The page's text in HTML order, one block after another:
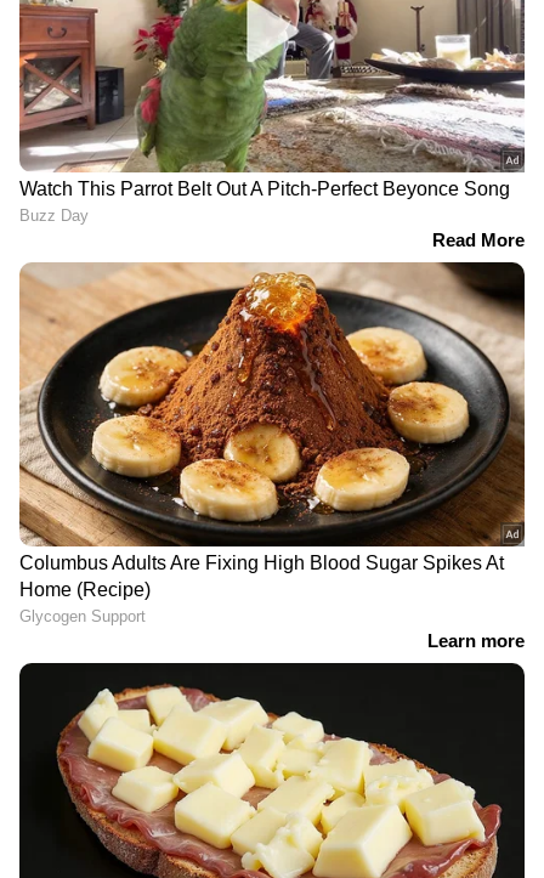
https://www.youtube.com/watch?
v=Ko18SgceYX8
കൊൽക്കത്തയിലെ പാർട്ടി
ആസ്ഥാനം പിടിച്ചടക്കി
വ്യാപാരം വരെ
വിഷയങ്ങൾ ചർച്ചയാകും
വീടിനുള്ളില്‍ രഹസ്യ
അറ, കിടപ്പുമുറിക്ക്
താഴെ അലമാര വെച്ച്
മറച്ച നിലയില്‍; കണ്ണ്
കണ്ടെത്തിയത് വൻ
ലഹരി ശേഖരം
ബെം​ഗളൂരു ഐഎസ്ആർഓ
ആസ്ഥാനത്ത് വ്യാജ ബോംബ്
ഭീഷണി സന്ദേശം അയച്ചയാൾ
പിടിയിൽ; പ്രതി
മാനസികാസ്വാസ്ഥ്യമുള്ളയാളെന്ന്
പൊലീസ്
LATEST VIDEOS
'തോൽവിയിൽനിന്ന് CPM ഒന്നും
പഠിച്ചില്ല, ഭയപ്പെടുത്തി
കീഴ്പ്പെടുത്തലാണ് ലക്ഷ്യം';